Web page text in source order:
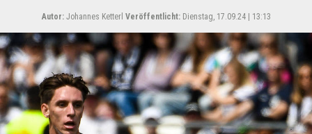
Autor:Johannes Ketterl Veröffentlicht:Dienstag, 17.09.24 | 13:13